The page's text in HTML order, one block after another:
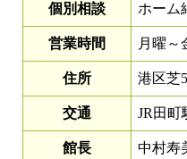
個別相談 ホーム
営業時間 月曜
住所 港区芝
交通 JR田町
館長 中村寿